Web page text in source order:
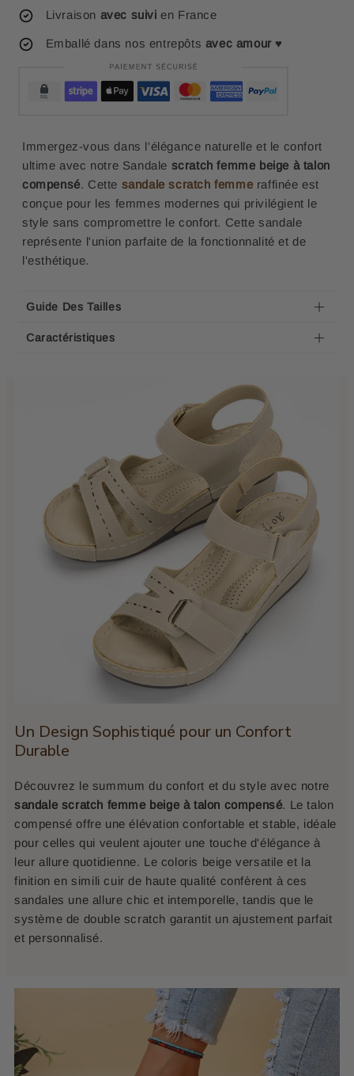
Livraison avec suivi en France
Emballé dans nos entrepôts avec amour ♥
Immergez-vous dans l'élégance naturelle et le confort
ultime avec notre Sandale scratch femme beige à talon
compensé. Cette sandale scratch femmeraffinée est
conçue pour les femmes modernes qui privilégient le
style sans compromettre le confort. Cette sandale
représente l'union parfaite de la fonctionnalité et de
l'esthétique.
Guide Des Tailles
Caractéristiques
Un Design Sophistiqué pour un Confort
Durable
Découvrez le summum du confort et du style avec notre
sandale scratch femme beige à talon compensé. Le talon
compensé offre une élévation confortable et stable, idéale
pour celles qui veulent ajouter une touche d'élégance à
leur allure quotidienne. Le coloris beige versatile et la
finition en simili cuir de haute qualité confèrent à ces
sandales une allure chic et intemporelle, tandis que le
système de double scratch garantit un ajustement parfait
et personnalisé.